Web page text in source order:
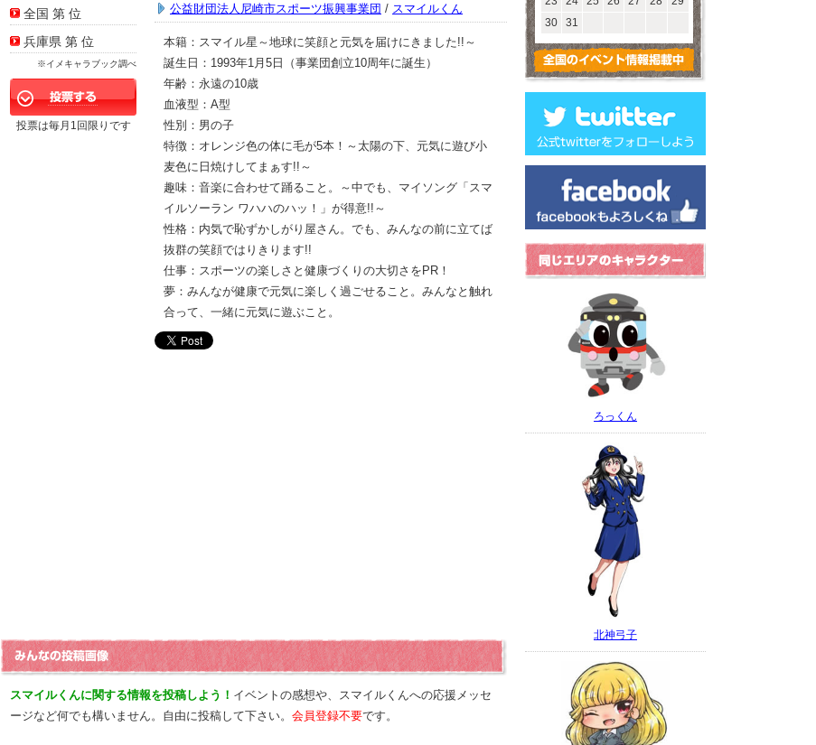
全国 第 位
兵庫県 第 位
※イメキャラブック調べ
投票は毎月1回限りです
公益財団法人尼崎市スポーツ振興事業団 / スマイルくん
本籍：スマイル星～地球に笑顔と元気を届けにきました!!～
誕生日：1993年1月5日（事業団創立10周年に誕生）
年齢：永遠の10歳
血液型：A型
性別：男の子
特徴：オレンジ色の体に毛が5本！～太陽の下、元気に遊び小
麦色に日焼けしてまぁす!!～
趣味：音楽に合わせて踊ること。～中でも、マイソング「スマ
イルソーラン ワハハのハッ！」が得意!!～
性格：内気で恥ずかしがり屋さん。でも、みんなの前に立てば
抜群の笑顔ではりきります!!
仕事：スポーツの楽しさと健康づくりの大切さをPR！
夢：みんなが健康で元気に楽しく過ごせること。みんなと触れ
合って、一緒に元気に遊ぶこと。
スマイルくんに関する情報を投稿しよう！ イベントの感想や、スマイルくんへの応援メッセ
ージなど何でも構いません。自由に投稿して下さい。 会員登録不要です。
30
31
ろっくん
北神弓子